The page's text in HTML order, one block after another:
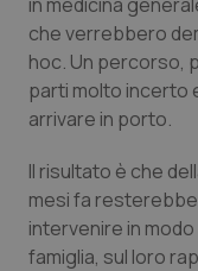
Psoriasi &
Quotidiano
Quotidiano
Quotidiano
che verrebbero
hoc. Un percorso,
parti molto incerto
arrivare in porto.
Il risultato è che
mesi fa
intervenire in
famiglia, sul loro